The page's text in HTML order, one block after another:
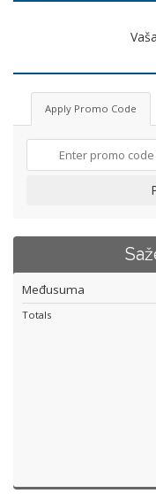
Apply Promo Code
Međusuma
Totals